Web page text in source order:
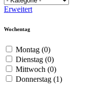
Erweitert
Wochentag
Montag (0)
Dienstag (0)
Mittwoch (0)
Donnerstag (1)